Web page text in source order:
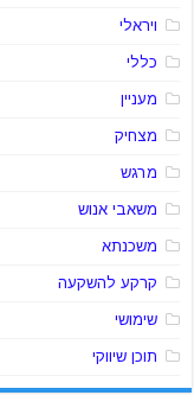
ויראלי
כללי
מעניין
מצחיק
מרגש
משאבי אנוש
משכנתא
קרקע להשקעה
שימושי
תוכן שיווקי